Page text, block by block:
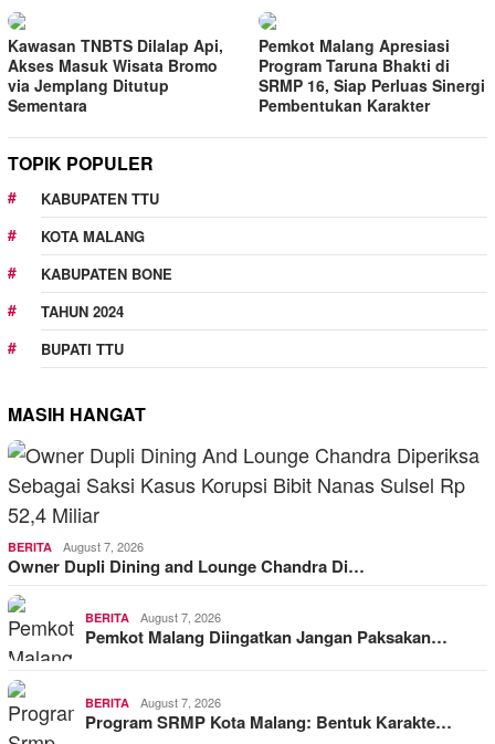
Kawasan TNBTS Dilalap Api,
Akses Masuk Wisata Bromo
via Jemplang Ditutup
Sementara
Pemkot Malang Apresiasi
Program Taruna Bhakti di
SRMP 16, Siap Perluas Sinergi
Pembentukan Karakter
TOPIK POPULER
KABUPATEN TTU
KOTA MALANG
KABUPATEN BONE
TAHUN 2024
BUPATI TTU
MASIH HANGAT
BERITA August 7, 2026
Owner Dupli Dining and Lounge Chandra Di…
BERITA August 7, 2026
Pemkot Malang Diingatkan Jangan Paksakan…
BERITA August 7, 2026
Program SRMP Kota Malang: Bentuk Karakte…